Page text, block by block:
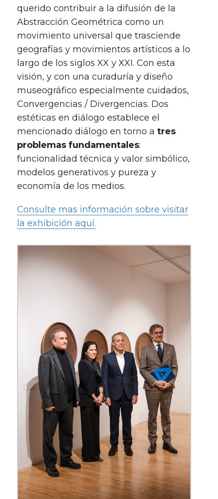
querido contribuir a la difusión de la
Abstracción Geométrica como un
movimiento universal que trasciende
geografías y movimientos artísticos a lo
largo de los siglos XX y XXI. Con esta
visión, y con una curaduría y diseño
museográfico especialmente cuidados,
Convergencias / Divergencias. Dos
estéticas en diálogo establece el
mencionado diálogo en torno a tres
problemas fundamentales:
funcionalidad técnica y valor simbólico,
modelos generativos y pureza y
economía de los medios.
Consulte mas información sobre visitar
la exhibición aquí.